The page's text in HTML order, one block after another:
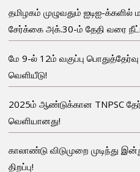
தமிழகம் முழுவதும் ஐடிஐ-
சேர்க்கை அக்.30-ம் தேதி வரை
மே 9-ல் 12ம் வகுப்பு பொதுத்தேர்வு
வெளியீடு!
2025ம் ஆண்டுக்கான TNPSC
வெளியானது!
காலாண்டு விடுமுறை முடிந்து
திறப்பு!